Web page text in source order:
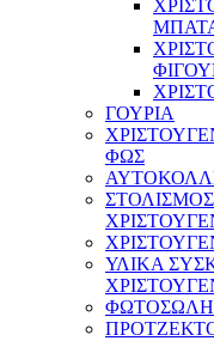
ΓΟΥΡΙΑ
ΦΩΣ
ΥΛΙΚΑ